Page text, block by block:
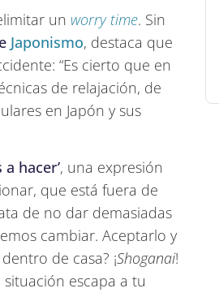
un worry time. Sin
Japonismo, destaca que
“Es cierto que en
de relajación, de
en Japón y sus
hacer’, una expresión
que está fuera de
de no dar demasiadas
cambiar. Aceptarlo y
dentro de casa? ¡Shoganai!
escapa a tu